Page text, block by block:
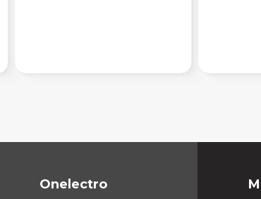
Onelectro